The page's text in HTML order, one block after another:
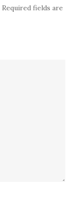
Required fields are